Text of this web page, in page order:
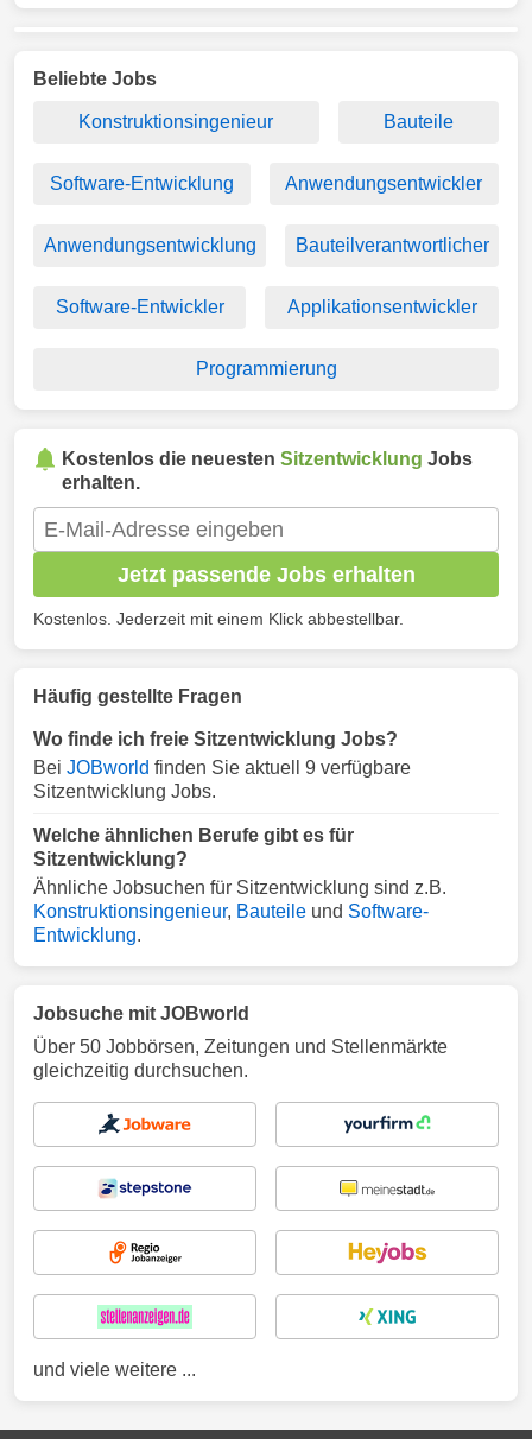
Beliebte Jobs
Konstruktionsingenieur Bauteile
Software-Entwicklung Anwendungsentwickler
Anwendungsentwicklung Bauteilverantwortlicher
Software-Entwickler Applikationsentwickler
Programmierung
Kostenlos die neuesten Sitzentwicklung Jobs
erhalten.
Jetzt passende Jobs erhalten
Kostenlos. Jederzeit mit einem Klick abbestellbar.
Häufig gestellte Fragen
Wo finde ich freie Sitzentwicklung Jobs?
Bei JOBworld finden Sie aktuell 9 verfügbare
Sitzentwicklung Jobs.
Welche ähnlichen Berufe gibt es für
Sitzentwicklung?
Ähnliche Jobsuchen für Sitzentwicklung sind z.B.
Konstruktionsingenieur, Bauteile und Software-
Entwicklung.
Jobsuche mit JOBworld
Über 50 Jobbörsen, Zeitungen und Stellenmärkte
gleichzeitig durchsuchen.
und viele weitere ...